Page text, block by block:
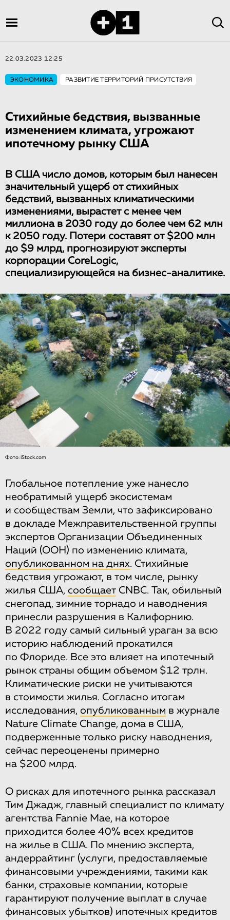
22.03.2023 12:25
ЭКОНОМИКА РАЗВИТИЕ ТЕРРИТОРИЙ ПРИСУТСТВИЯ
Стихийные бедствия, вызванные
изменением климата, угрожают
ипотечному рынку США
В США число домов, которым был нанесен
значительный ущерб от стихийных
бедствий, вызванных климатическими
изменениями, вырастет с менее чем
миллиона в 2030 году до более чем 62 млн
к 2050 году. Потери составят от $200 млн
до $9 млрд, прогнозируют эксперты
корпорации CoreLogic,
специализирующейся на бизнес-аналитике.
Фото: iStock.com
Глобальное потепление уже нанесло
необратимый ущерб экосистемам
и сообществам Земли, что зафиксировано
в докладе Межправительственной группы
экспертов Организации Объединенных
Наций (ООН) по изменению климата,
опубликованном на днях. Стихийные
бедствия угрожают, в том числе, рынку
жилья США, сообщает CNBC. Так, обильный
снегопад, зимние торнадо и наводнения
принесли разрушения в Калифорнию.
В 2022 году самый сильный ураган за всю
историю наблюдений прокатился
по Флориде. Все это влияет на ипотечный
рынок страны общим объемом $12 трлн.
Климатические риски не учитываются
в стоимости жилья. Согласно итогам
исследования, опубликованным в журнале
Nature Climate Change, дома в США,
подверженные только риску наводнения,
сейчас переоценены примерно
на $200 млрд.
О рисках для ипотечного рынка рассказал
Тим Джадж, главный специалист по климату
агентства Fannie Mae, на которое
приходится более 40% всех кредитов
на жилье в США. По мнению эксперта,
андеррайтинг (услуги, предоставляемые
финансовыми учреждениями, такими как
банки, страховые компании, которые
гарантируют получение выплат в случае
финансовых убытков) ипотечных кредитов